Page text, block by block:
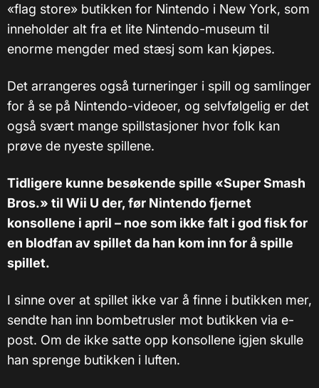
«flag store» butikken for Nintendo i New York, som
inneholder alt fra et lite Nintendo-museum til
enorme mengder med stæsj som kan kjøpes.
Det arrangeres også turneringer i spill og samlinger
for å se på Nintendo-videoer, og selvfølgelig er det
også svært mange spillstasjoner hvor folk kan
prøve de nyeste spillene.
Tidligere kunne besøkende spille «Super Smash
Bros.» til Wii U der, før Nintendo fjernet
konsollene i april – noe som ikke falt i god fisk for
en blodfan av spillet da han kom inn for å spille
spillet.
I sinne over at spillet ikke var å finne i butikken mer,
sendte han inn bombetrusler mot butikken via e-
post. Om de ikke satte opp konsollene igjen skulle
han sprenge butikken i luften.